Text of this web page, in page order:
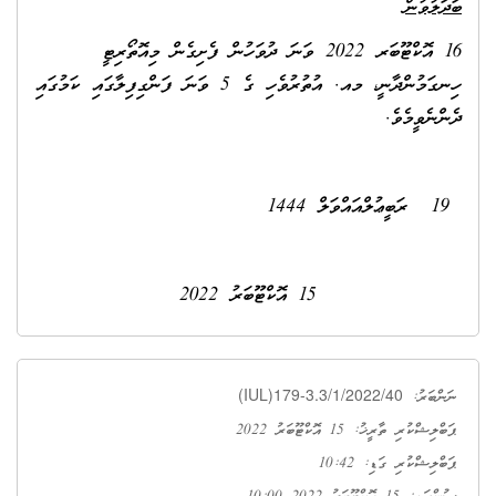
ބަދަލުވުން
16 އޮކްޓޫބަރ 2022 ވަނަ ދުވަހުން ފެށިގެން މިއޮތޯރިޓީ
ހިނގަމުންދާނީ، މއ. އުތުރުވެހި ގެ 5 ވަނަ ފަންގިފިލާގައި ކަމުގައި
ދެންނެވީމެވެ.
15 އޮކްޓޫބަރު 2022
ނަންބަރު: (IUL)179-3.3/1/2022/40
ޕަބްލިޝްކުރި ތާރީޚު: 15 އޮކްޓޫބަރު 2022
ޕަބްލިޝްކުރި ގަޑި: 10:42